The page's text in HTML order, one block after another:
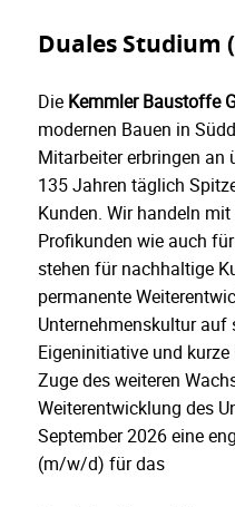
Duales Studium
Die Kemmler Baustoffe
modernen Bauen in
Mitarbeiter erbringen an
135 Jahren täglich
Kunden. Wir handeln
Profikunden wie auch
stehen für nachhaltige
permanente
Unternehmenskultur auf
Eigeninitiative und
Zuge des weiteren
Weiterentwicklung des
September 2026 eine
(m/w/d) für das